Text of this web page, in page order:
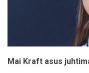
Mai Kraft asus